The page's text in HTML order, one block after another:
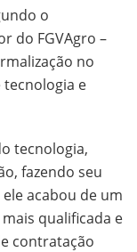
o
do FGVAgro –
no
e
tecnologia,
fazendo seu
acabou de um
qualificada e
contratação